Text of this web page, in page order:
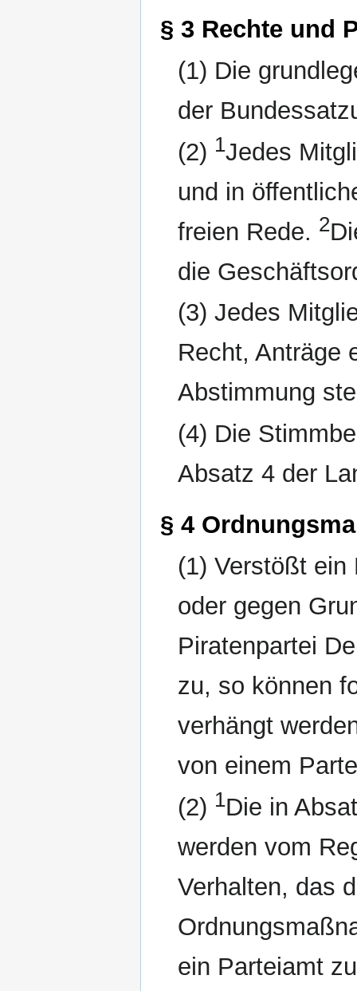
§ 3 Rechte und
(1) Die
der
(2) 1Jedes
und in
freien Rede. 2
die
(3) Jedes
Recht, Anträge
Abstimmung
(4) Die
Absatz 4 der
§ 4
(1) Verstößt ein
oder gegen
Piratenpartei
zu, so können
verhängt
von einem
(2) 1Die in
werden vom
Verhalten, das
ein Parteiamt